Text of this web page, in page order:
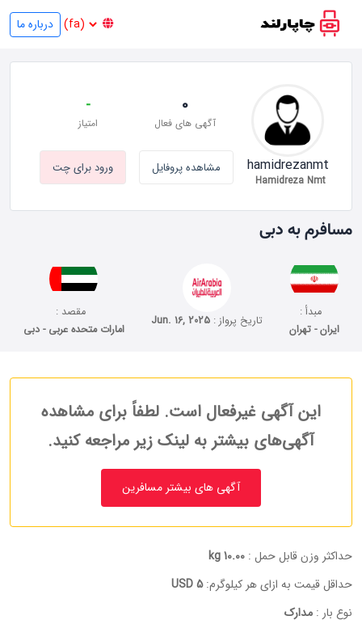
درباره ما
مسافرم به دبی
مبدأ :
ایران - تهران
تاریخ پرواز :Jun. 16, 2025
مقصد :
امارات متحده عربی - دبی
hamidrezanmt
Hamidreza Nmt
0
آگهی های فعال
-
امتیاز
مشاهده پروفایل ورود برای چت
این آگهی غیرفعال است. لطفاً برای مشاهده
آگهی‌های بیشتر به لینک زیر مراجعه کنید.
آگهی های بیشتر مسافرین
حداکثر وزن قابل حمل : 10.00 kg
حداقل قیمت به ازای هر کیلوگرم:5 USD
نوع بار : مدارک